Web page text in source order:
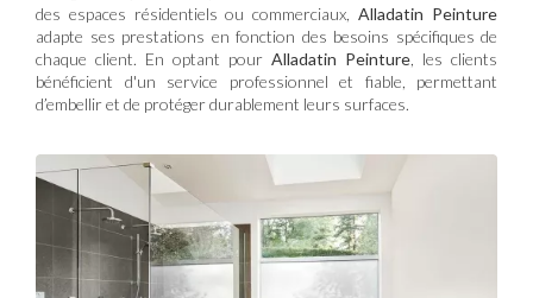
des espaces résidentiels ou commerciaux, Alladatin Peinture
adapte ses prestations en fonction des besoins spécifiques de
chaque client. En optant pour Alladatin Peinture , les clients
bénéficient d'un service professionnel et fiable, permettant
d’embellir et de protéger durablement leurs surfaces.